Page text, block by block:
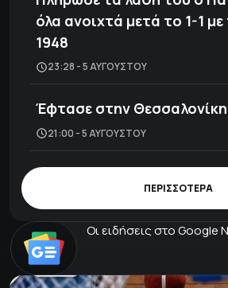
όλα ανοιχτά μετά το 1-1
1948
23:28 - 5 ΑΥΓΟΎΣΤΟΥ
Έφτασε στην Θεσσαλονίκη
21:00 - 5 ΑΥΓΟΎΣΤΟΥ
ΠΕΡΙΣΣΟΤΕΡΑ
Οι ειδήσεις στο Google